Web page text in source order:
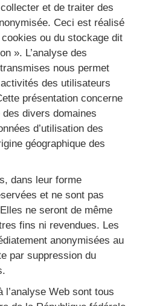
et de traiter des
Ceci est réalisé
ou du stockage dit
». L’analyse des
nous permet
des utilisateurs
présentation concerne
divers domaines
d’utilisation des
géographique des
dans leur forme
et ne sont pas
ne seront de même
fins ni revendues. Les
anonymisées au
par suppression du
Web sont tous